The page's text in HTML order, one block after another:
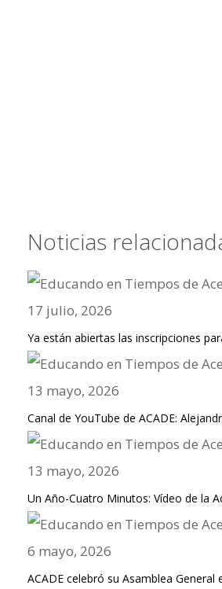
Noticias
17 julio, 2026
Ya están abiertas las inscripciones
13 mayo, 2026
Canal de YouTube de ACADE:
13 mayo, 2026
Un Año-Cuatro Minutos: Vídeo de la
6 mayo, 2026
ACADE celebró su Asamblea